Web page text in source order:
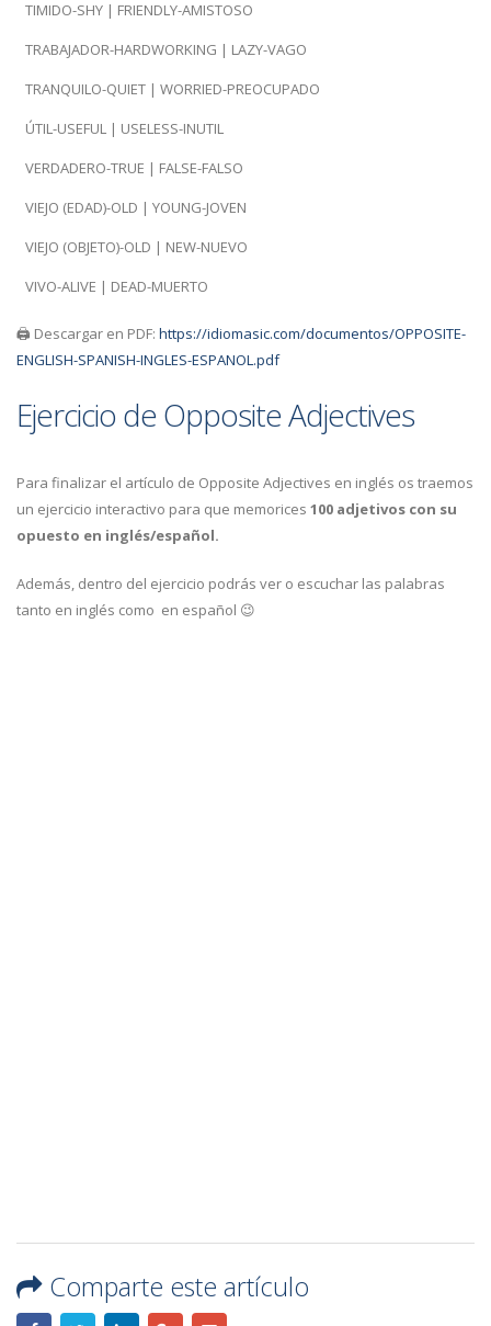
TIMIDO-SHY | FRIENDLY-AMISTOSO
TRABAJADOR-HARDWORKING | LAZY-VAGO
TRANQUILO-QUIET | WORRIED-PREOCUPADO
ÚTIL-USEFUL | USELESS-INUTIL
VERDADERO-TRUE | FALSE-FALSO
VIEJO (EDAD)-OLD | YOUNG-JOVEN
VIEJO (OBJETO)-OLD | NEW-NUEVO
VIVO-ALIVE | DEAD-MUERTO
🖨️ Descargar en PDF: https://idiomasic.com/documentos/OPPOSITE-
ENGLISH-SPANISH-INGLES-ESPANOL.pdf
Ejercicio de Opposite Adjectives
Para finalizar el artículo de Opposite Adjectives en inglés os traemos
un ejercicio interactivo para que memorices 100 adjetivos con su
opuesto en inglés/español.
Además, dentro del ejercicio podrás ver o escuchar las palabras
tanto en inglés como en español 😉
Comparte este artículo